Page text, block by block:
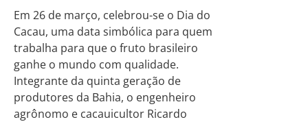
Em 26 de março, celebrou-se o Dia do
Cacau, uma data simbólica para quem
trabalha para que o fruto brasileiro
ganhe o mundo com qualidade.
Integrante da quinta geração de
produtores da Bahia, o engenheiro
agrônomo e cacauicultor Ricardo